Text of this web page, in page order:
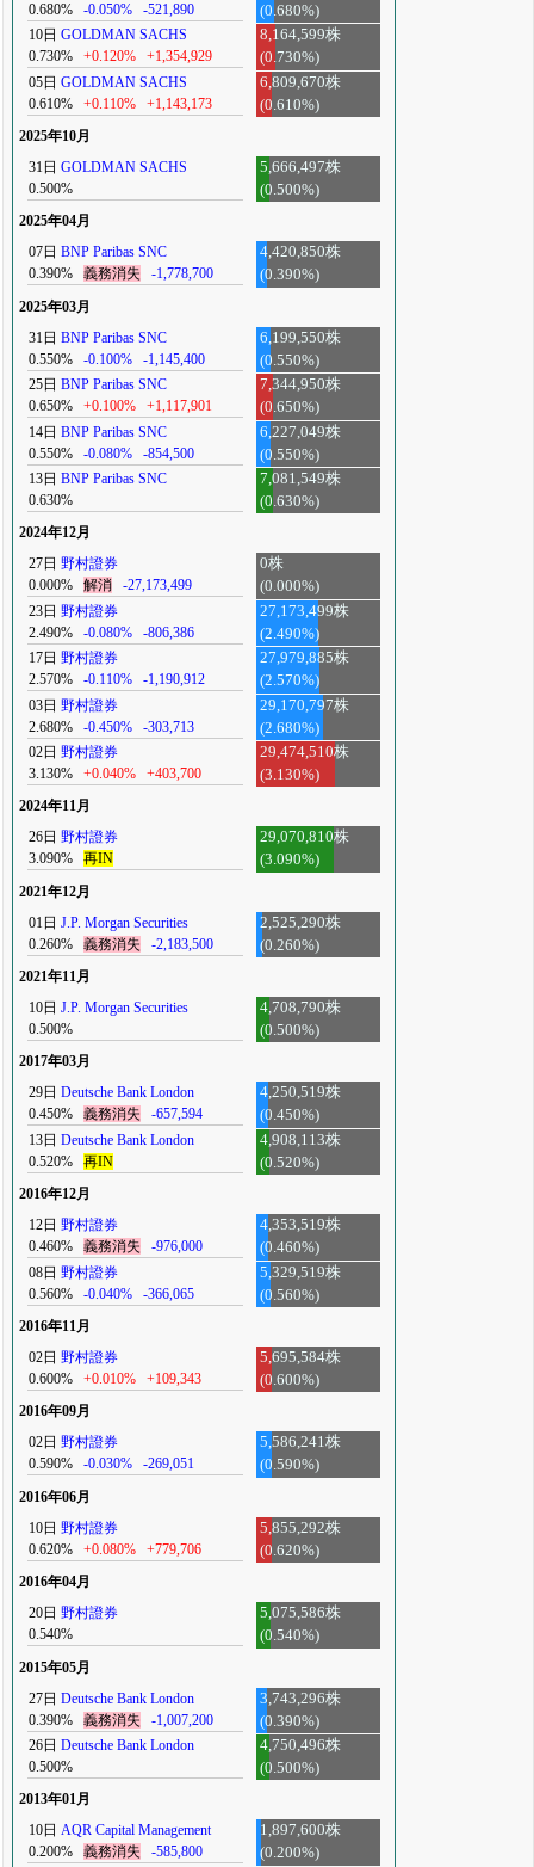
0.680% -0.050% -521,890
(0.680%)
10日 GOLDMAN SACHS
0.730%
+0.120% +1,354,929
8,164,599株
(0.730%)
05日 GOLDMAN SACHS
0.610%
+0.110% +1,143,173
6,809,670株
(0.610%)
2025年10月
31日 GOLDMAN SACHS
0.500%
5,666,497株
(0.500%)
2025年04月
07日 BNP Paribas SNC
0.390%
義務消失 -1,778,700
4,420,850株
(0.390%)
2025年03月
31日 BNP Paribas SNC
0.550%
-0.100% -1,145,400
6,199,550株
(0.550%)
25日 BNP Paribas SNC
0.650%
+0.100% +1,117,901
7,344,950株
(0.650%)
14日 BNP Paribas SNC
0.550%
-0.080% -854,500
6,227,049株
(0.550%)
13日 BNP Paribas SNC
0.630%
7,081,549株
(0.630%)
2024年12月
27日 野村證券
0.000%
解消 -27,173,499
0株
(0.000%)
23日 野村證券
2.490%
-0.080% -806,386
27,173,499株
(2.490%)
17日 野村證券
2.570%
-0.110% -1,190,912
27,979,885株
(2.570%)
03日 野村證券
2.680%
-0.450% -303,713
29,170,797株
(2.680%)
02日 野村證券
3.130%
+0.040% +403,700
29,474,510株
(3.130%)
2024年11月
26日 野村證券
3.090%
再IN
29,070,810株
(3.090%)
2021年12月
01日 J.P. Morgan Securities
0.260%
義務消失 -2,183,500
2,525,290株
(0.260%)
2021年11月
10日 J.P. Morgan Securities
0.500%
4,708,790株
(0.500%)
2017年03月
29日 Deutsche Bank London
0.450%
義務消失 -657,594
4,250,519株
(0.450%)
13日 Deutsche Bank London
0.520%
再IN
4,908,113株
(0.520%)
2016年12月
12日 野村證券
0.460%
義務消失 -976,000
4,353,519株
(0.460%)
08日 野村證券
0.560%
-0.040% -366,065
5,329,519株
(0.560%)
2016年11月
02日 野村證券
0.600%
+0.010% +109,343
5,695,584株
(0.600%)
2016年09月
02日 野村證券
0.590%
-0.030% -269,051
5,586,241株
(0.590%)
2016年06月
10日 野村證券
0.620%
+0.080% +779,706
5,855,292株
(0.620%)
2016年04月
20日 野村證券
0.540%
5,075,586株
(0.540%)
2015年05月
27日 Deutsche Bank London
0.390%
義務消失 -1,007,200
3,743,296株
(0.390%)
26日 Deutsche Bank London
0.500%
4,750,496株
(0.500%)
2013年01月
10日 AQR Capital Management
0.200%
義務消失 -585,800
1,897,600株
(0.200%)